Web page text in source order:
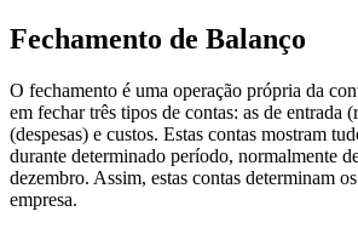
Fechamento de Balanço
O fechamento é uma operação própria da
em fechar três tipos de contas: as de entrada
(despesas) e custos. Estas contas mostram
durante determinado período, normalmente
dezembro. Assim, estas contas determinam
empresa.